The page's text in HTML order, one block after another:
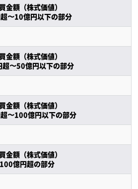
金額（株式価値）
〜10億円以下の部分
金額（株式価値）
超〜50億円以下の部分
金額（株式価値）
〜100億円以下の部分
金額（株式価値）
100億円超の部分